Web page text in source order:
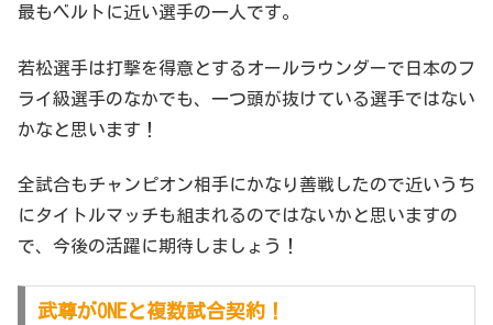
最もベルトに近い選手の一人です。
若松選手は打撃を得意とするオールラウンダーで日本のフ
ライ級選手のなかでも、一つ頭が抜けている選手ではない
かなと思います！
全試合もチャンピオン相手にかなり善戦したので近いうち
にタイトルマッチも組まれるのではないかと思いますの
で、今後の活躍に期待しましょう！
武尊がONEと複数試合契約！